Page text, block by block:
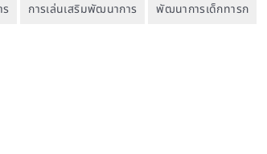
การเล่นเสริมพัฒนาการ พัฒนาการเด็กทารก